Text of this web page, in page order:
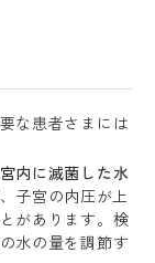
な患者さまには
内に滅菌した水
子宮の内圧が上
があります。検
水の量を調節す